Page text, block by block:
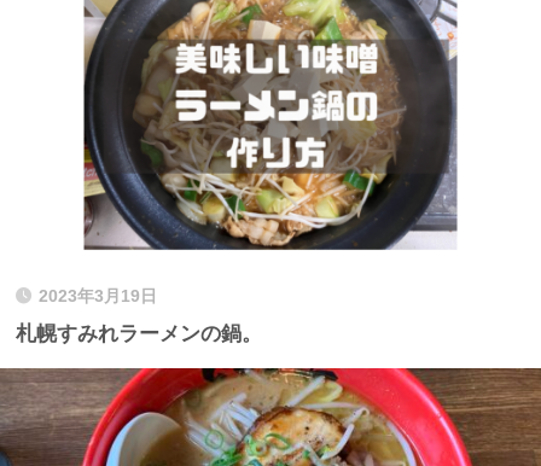
2023年3月19日
札幌すみれラーメンの鍋。